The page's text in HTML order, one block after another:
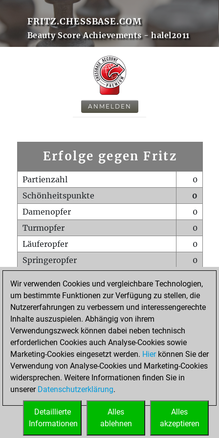
FRITZ.CHESSBASE.COM
Beauty Score Achievements - halel2011
ANMELDEN
Erfolge gegen Fritz
Partienzahl
0
Schönheitspunkte
0
Damenopfer
0
Turmopfer
0
Läuferopfer
0
Springeropfer
0
Matt auf vollem Brett
0
Bauer setzt Matt
0
Erstickte Matts
Unterverwandlungen
Türme auf der siebten
0
STARTSEITE
Wir verwenden Cookies und vergleichbare Technologien,
um bestimmte Funktionen zur Verfügung zu stellen, die
Nutzererfahrungen zu verbessern und interessengerechte
Inhalte auszuspielen. Abhängig von ihrem
Verwendungszweck können dabei neben technisch
erforderlichen Cookies auch Analyse-Cookies sowie
Marketing-Cookies eingesetzt werden. Hierkönnen Sie der
Verwendung von Analyse-Cookies und Marketing-Cookies
widersprechen. Weitere Informationen finden Sie in
unserer Datenschutzerklärung.
Alles
akzeptieren
Alles
ablehnen
Detaillierte
Informationen